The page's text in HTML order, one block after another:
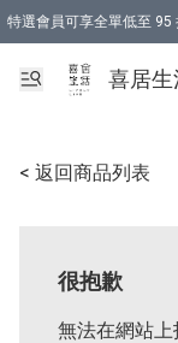
特選會員可享全單低至 95
購物折後滿$600免運費優
購物折後滿$320 即可免
喜居生
< 返回商品列表
很抱歉
無法在網站上